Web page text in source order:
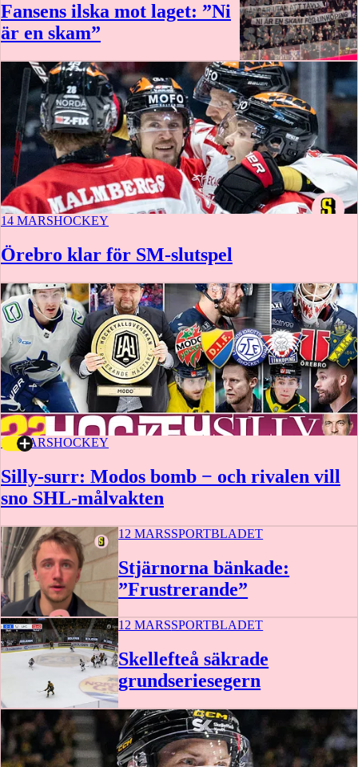
Fansens ilska mot laget: ”Ni
är en skam”
14 MARSHOCKEY
Örebro klar för SM-slutspel
13 MARSHOCKEY
Silly-surr: Modos bomb − och rivalen vill
sno SHL-målvakten
2:54
12 MARSSPORTBLADET
Stjärnorna bänkade:
”Frustrerande”
1:31
12 MARSSPORTBLADET
Skellefteå säkrade
grundseriesegern